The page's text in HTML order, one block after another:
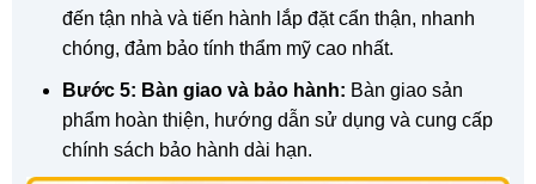
đến tận nhà và tiến hành lắp đặt cẩn thận, nhanh
chóng, đảm bảo tính thẩm mỹ cao nhất.
Bước 5: Bàn giao và bảo hành: Bàn giao sản
phẩm hoàn thiện, hướng dẫn sử dụng và cung cấp
chính sách bảo hành dài hạn.